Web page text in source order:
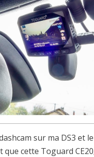
sur ma DS3 et
que cette Toguard